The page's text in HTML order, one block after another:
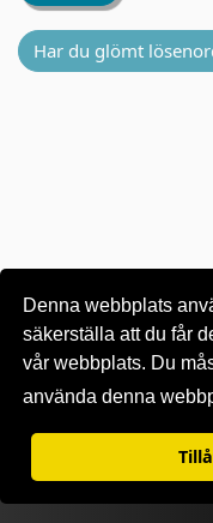
Denna webbplats
säkerställa att du får
vår webbplats. Du
använda denna
Har du glömt
Villkor för användning|
©1995-2026 OKI